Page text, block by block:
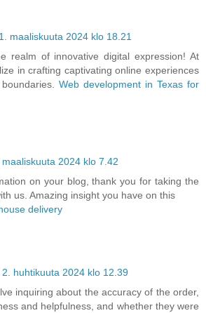
maaliskuuta 2024 klo 18.21
realm of innovative digital expression! At
in crafting captivating online experiences
Web development in Texas for
maaliskuuta 2024 klo 7.42
on your blog, thank you for taking the
us. Amazing insight you have on this
delivery
2. huhtikuuta 2024 klo 12.39
inquiring about the accuracy of the order,
and helpfulness, and whether they were